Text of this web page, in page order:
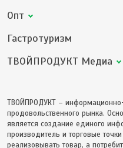
Опт
Гастротуризм
ТВОЙПРОДУКТ Медиа
ТВОЙПРОДУКТ –
продовольственного рынка.
является создание единого
производитель и торговые
реализовывать товар, а